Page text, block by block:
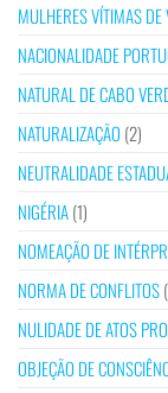
MULHERES VÍTIMAS DE
NACIONALIDADE
NATURAL DE CABO
NATURALIZAÇÃO (2)
NEUTRALIDADE
NIGÉRIA(1)
NOMEAÇÃO DE
NORMA DE CONFLITOS
NULIDADE DE ATOS
OBJEÇÃO DE